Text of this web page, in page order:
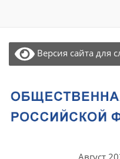
Версия сайта для
Август